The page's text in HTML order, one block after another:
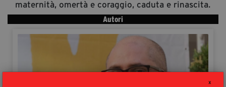
X
maternità, omertà e coraggio, caduta e rinascita.
Autori